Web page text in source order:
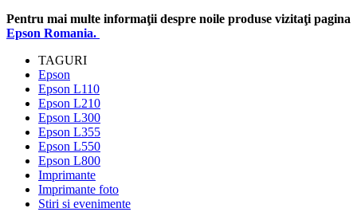
Pentru mai multe informaţii despre noile produse vizitaţi pagina
Epson Romania.
TAGURI
Epson
Epson L110
Epson L210
Epson L300
Epson L355
Epson L550
Epson L800
Imprimante
Imprimante foto
Stiri si evenimente